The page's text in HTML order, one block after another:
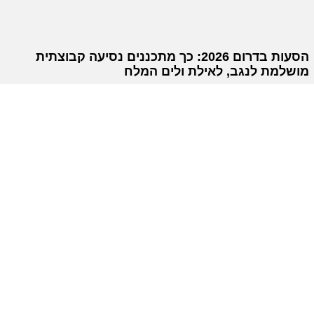
הסעות בדרום 2026: כך מתכננים נסיעה קבוצתית
מושלמת לנגב, לאילת ולים המלח